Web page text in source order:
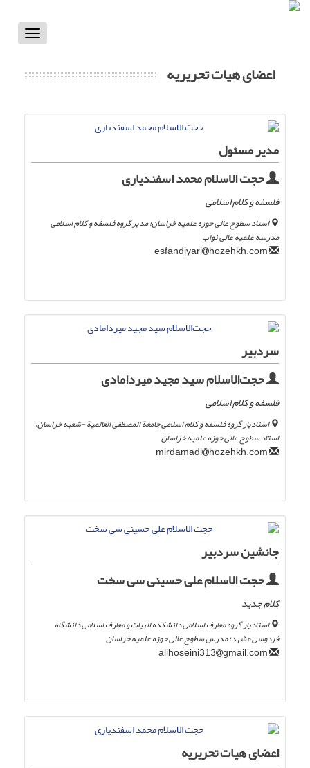
Toggle
اعضای هیات تحریریه
مدیر مسئول
حجت الاسلام محمد اسفندیاری
فلسفه و کلام اسلامی
استاد سطوح عالی حوزه علمیه خراسان؛ مدیر گروه فلسفه و کلام اسلامی
مدرسه علمیه عالی نواب
hozehkh.com
سردبیر
حجت‌الاسلام سید مجید میردامادی
فلسفه و کلام اسلامی
استادیار گروه فلسفه و کلام اسلامی جامعة المصطفی العالمیة -شعبه خراسان،
استاد سطوح عالی حوزه علمیه خراسان
hozehkh.com
جانشین سردبیر
حجت الاسلام علی حسینی سی سخت
کلام جدید
استادیار گروه معارف اسلامی دانشکده الهیات و معارف اسلامی دانشگاه
فردوسی مشهد؛ مدرس سطوح عالی حوزه علمیه خراسان
gmail.com
اعضای هیات تحریریه